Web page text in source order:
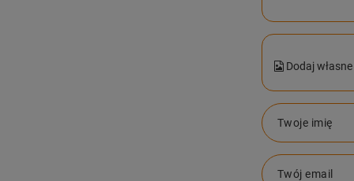
Dodaj
Twoje imię
Twój email